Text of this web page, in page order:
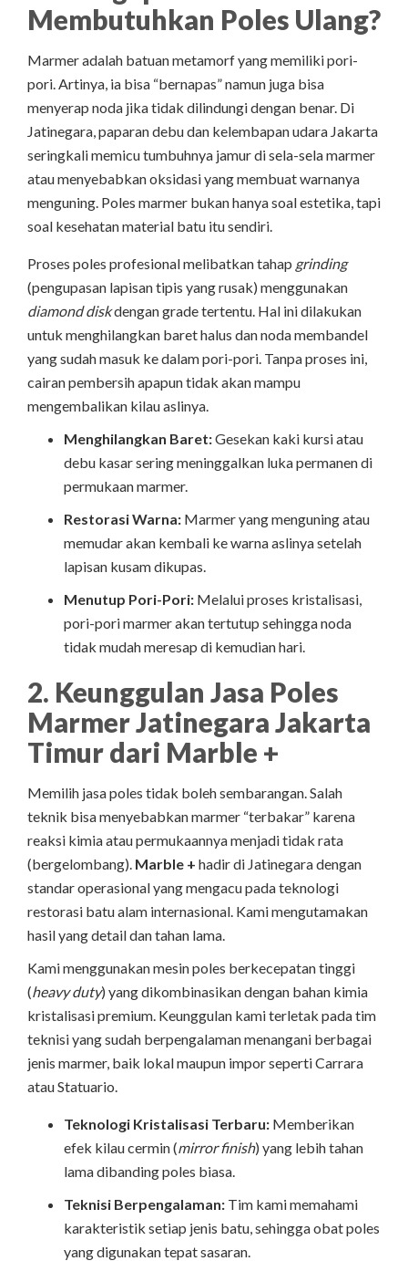
Membutuhkan Poles Ulang?
Marmer adalah batuan metamorf yang memiliki pori-
pori. Artinya, ia bisa “bernapas” namun juga bisa
menyerap noda jika tidak dilindungi dengan benar. Di
Jatinegara, paparan debu dan kelembapan udara Jakarta
seringkali memicu tumbuhnya jamur di sela-sela marmer
atau menyebabkan oksidasi yang membuat warnanya
menguning. Poles marmer bukan hanya soal estetika, tapi
soal kesehatan material batu itu sendiri.
Proses poles profesional melibatkan tahap grinding
(pengupasan lapisan tipis yang rusak) menggunakan
diamond diskdengan grade tertentu. Hal ini dilakukan
untuk menghilangkan baret halus dan noda membandel
yang sudah masuk ke dalam pori-pori. Tanpa proses ini,
cairan pembersih apapun tidak akan mampu
mengembalikan kilau aslinya.
Menghilangkan Baret:Gesekan kaki kursi atau
debu kasar sering meninggalkan luka permanen di
permukaan marmer.
Restorasi Warna: Marmer yang menguning atau
memudar akan kembali ke warna aslinya setelah
lapisan kusam dikupas.
Menutup Pori-Pori: Melalui proses kristalisasi,
pori-pori marmer akan tertutup sehingga noda
tidak mudah meresap di kemudian hari.
2. Keunggulan Jasa Poles
Marmer Jatinegara Jakarta
Timur dari Marble +
Memilih jasa poles tidak boleh sembarangan. Salah
teknik bisa menyebabkan marmer “terbakar” karena
reaksi kimia atau permukaannya menjadi tidak rata
(bergelombang). Marble + hadir di Jatinegara dengan
standar operasional yang mengacu pada teknologi
restorasi batu alam internasional. Kami mengutamakan
hasil yang detail dan tahan lama.
Kami menggunakan mesin poles berkecepatan tinggi
(heavy duty) yang dikombinasikan dengan bahan kimia
kristalisasi premium. Keunggulan kami terletak pada tim
teknisi yang sudah berpengalaman menangani berbagai
jenis marmer, baik lokal maupun impor seperti Carrara
atau Statuario.
Teknologi Kristalisasi Terbaru: Memberikan
efek kilau cermin (mirror finish) yang lebih tahan
lama dibanding poles biasa.
Teknisi Berpengalaman: Tim kami memahami
karakteristik setiap jenis batu, sehingga obat poles
yang digunakan tepat sasaran.